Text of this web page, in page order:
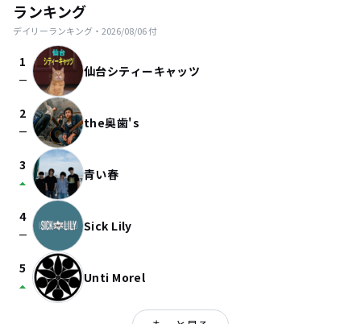
ランキング
デイリーランキング・ 2026/08/06付
1
check_indeterminate_small 仙台シティーキャッツ
2
check_indeterminate_small the奥歯's
3
arrow_drop_up 青い春
4
check_indeterminate_small Sick Lily
5
arrow_drop_up Unti Morel